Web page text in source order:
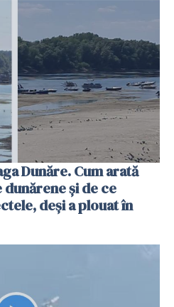
Dunăre. Cum arată
și de ce
deși a plouat în